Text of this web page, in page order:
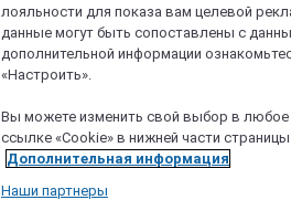
лояльности для показа вам целевой
данные могут быть сопоставлены с
дополнительной информации
«Настроить».
Вы можете изменить свой выбор в любое
ссылке «Cookie» в нижней части
Дополнительная информация
Наши партнеры